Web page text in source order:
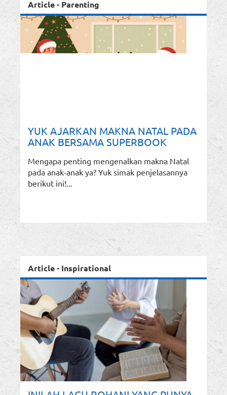
Article - Parenting
YUK AJARKAN MAKNA NATAL PADA
ANAK BERSAMA SUPERBOOK
Mengapa penting mengenalkan makna Natal
pada anak-anak ya? Yuk simak penjelasannya
berikut ini!...
Article - Inspirational